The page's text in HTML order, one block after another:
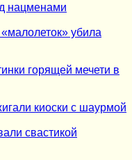
нацменами
убила
горящей мечети в
киоски с шаурмой
свастикой